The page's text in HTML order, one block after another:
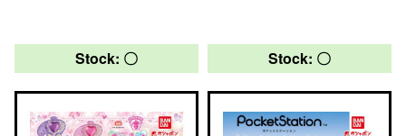
Stock: 〇 Stock: 〇